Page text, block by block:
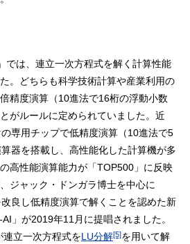
では、連立一次方程式を解く計算性能
。どちらも科学技術計算や産業利用の
精度演算（10進法で16桁の浮動小数
がルールに定められていました。近
専用チップで低精度演算（10進法で5
器を搭載し、高性能化した計算機が多
高性能演算能力が「TOP500」に反映
ジャック・ドンガラ博士を中心に
良し低精度演算で解くことを認めた新
」が2019年11月に提唱されました。
連立一次方程式をLU分解[5]を用いて解